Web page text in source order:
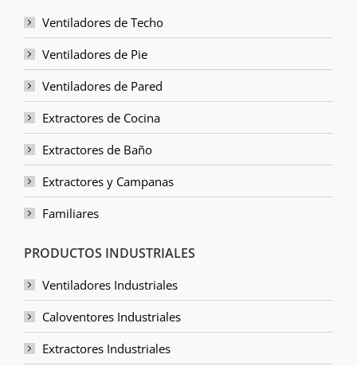
Ventiladores de Techo
Ventiladores de Pie
Ventiladores de Pared
Extractores de Cocina
Extractores de Baño
Extractores y Campanas
Familiares
PRODUCTOS INDUSTRIALES
Ventiladores Industriales
Caloventores Industriales
Extractores Industriales